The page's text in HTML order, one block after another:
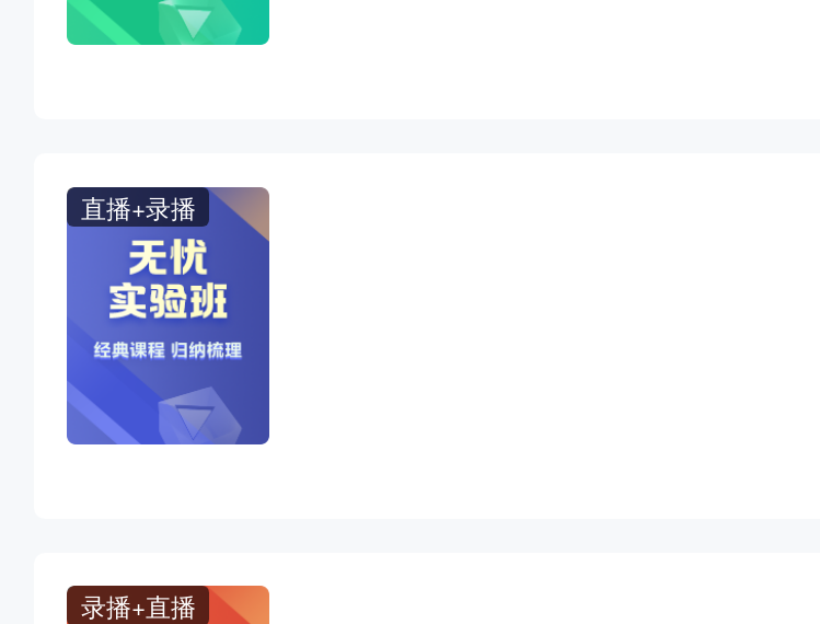
主讲人：网校老师 |
主讲人：网校老师 |
直播+录播
录播+直播